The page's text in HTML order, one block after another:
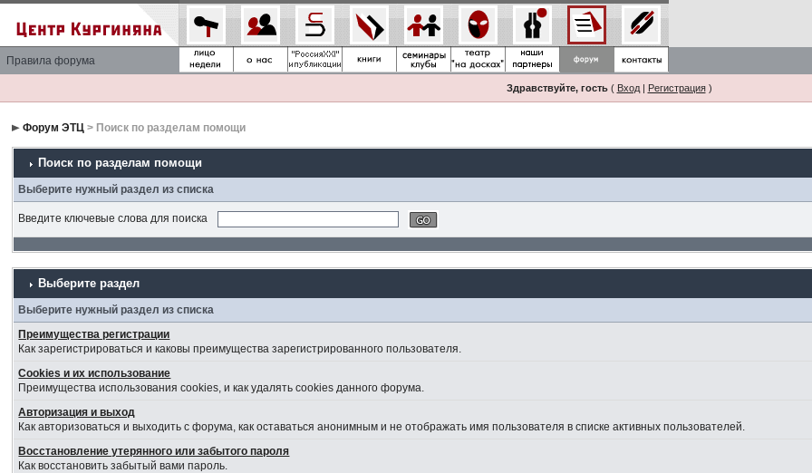
Правила форума
Здравствуйте, гость( Вход| Регистрация)
Форум ЭТЦ > Поиск по разделам помощи
Поиск по разделам помощи
Выберите нужный раздел из списка
Введите ключевые слова для поиска
Выберите раздел
Выберите нужный раздел из списка
Преимущества регистрации
Как зарегистрироваться и каковы преимущества зарегистрированного пользователя.
Cookies и их использование
Преимущества использования cookies, и как удалять cookies данного форума.
Авторизация и выход
Как авторизоваться и выходить с форума, как оставаться анонимным и не отображать имя пользователя в списке активных пользователей.
Восстановление утерянного или забытого пароля
Как восстановить забытый вами пароль.